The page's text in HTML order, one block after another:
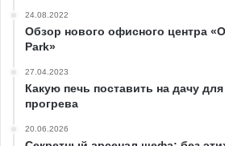
24.08.2022
Обзор нового офисного центра
Park»
27.04.2023
Какую печь поставить на дачу
прогрева
20.06.2026